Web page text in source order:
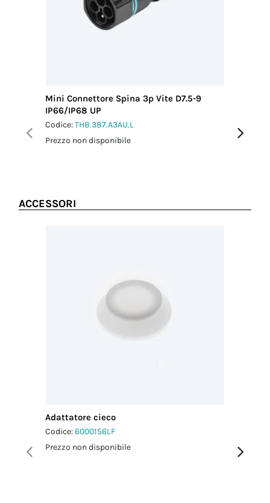
cavo MIN (mm)
serraggio
pressacavo-
connettore
2,0 Nm
Coppia
Mini Connettore Spina 3p Vite D7.5-9
IP66/IP68 UP
Codice:THB.387.A3AU.L
Prezzo non disponibile
Prezzo
ACCESSORI
Adattatore cieco
Codice:6000156LF
Prezzo non disponibile
Prezzo